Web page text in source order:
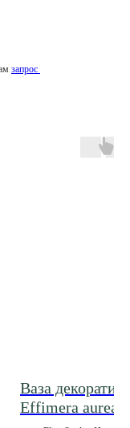
запрос
Ваза
Effimera aurea